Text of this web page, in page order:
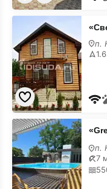
«Светлана»
гостевой
дом
«Green
Hills»
гостиница
7
Комфортный бассейн с
подогревом!